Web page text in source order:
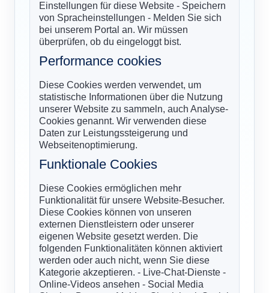
Einstellungen für diese Website - Speichern
von Spracheinstellungen - Melden Sie sich
bei unserem Portal an. Wir müssen
überprüfen, ob du eingeloggt bist.
Performance cookies
Diese Cookies werden verwendet, um
statistische Informationen über die Nutzung
unserer Website zu sammeln, auch Analyse-
Cookies genannt. Wir verwenden diese
Daten zur Leistungssteigerung und
Webseitenoptimierung.
Funktionale Cookies
Diese Cookies ermöglichen mehr
Funktionalität für unsere Website-Besucher.
Diese Cookies können von unseren
externen Dienstleistern oder unserer
eigenen Website gesetzt werden. Die
folgenden Funktionalitäten können aktiviert
werden oder auch nicht, wenn Sie diese
Kategorie akzeptieren. - Live-Chat-Dienste -
Online-Videos ansehen - Social Media